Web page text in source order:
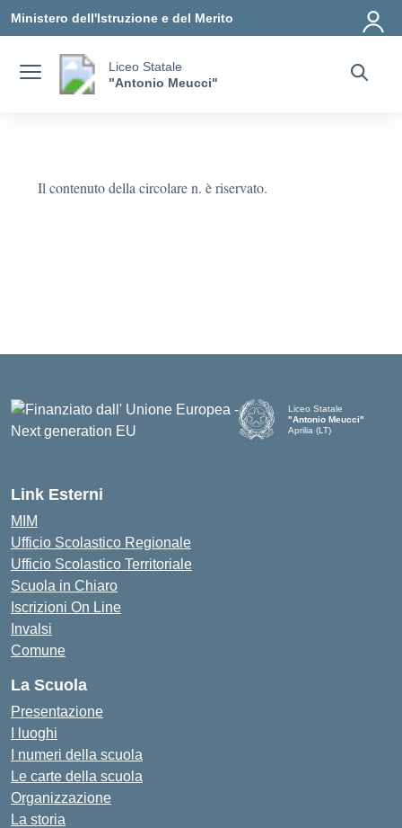
Ministero dell'Istruzione e del Merito
Liceo Statale
"Antonio Meucci"
Il contenuto della circolare n. è riservato.
Liceo Statale
"Antonio Meucci"
Aprilia (LT)
Link Esterni
MIM
Ufficio Scolastico Regionale
Ufficio Scolastico Territoriale
Scuola in Chiaro
Iscrizioni On Line
Invalsi
Comune
La Scuola
Presentazione
I luoghi
I numeri della scuola
Le carte della scuola
Organizzazione
La storia